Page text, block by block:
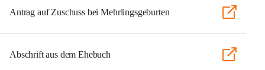
Antrag auf Zuschuss bei Mehrlingsgeburten
Abschrift aus dem Ehebuch